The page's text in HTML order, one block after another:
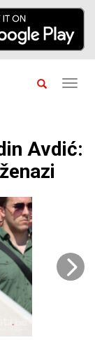
Avdić: